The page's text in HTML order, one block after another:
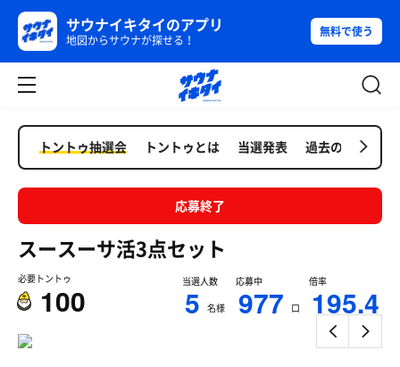
サウナイキタイのアプリ
地図からサウナが探せる！
無料で使う
トントゥ抽選会 トントゥとは 当選発表 過去の抽選会
応募終了
スースーサ活3点セット
必要トントゥ
100
当選人数
5 名様
応募中
977 口
倍率
195.4